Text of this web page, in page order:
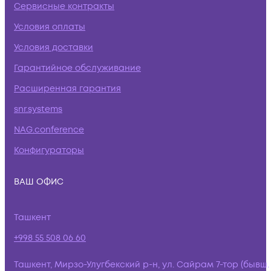
Сервисные контракты
Условия оплаты
Условия доставки
Гарантийное обслуживание
Расширенная гарантия
snr.systems
NAG.conference
Конфигураторы
ВАШ ОФИС
Ташкент
+998 55 508 06 60
Ташкент, Мирзо-Улугбекский р-н, ул. Сайрам 7-тор (бывш.